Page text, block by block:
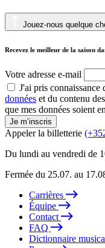
Jouez-nous quelque
Recevez le meilleur de la saison
Votre adresse e-mail
J'ai pris connaissance
données et du contenu des
que mes données soient
Je m’inscris
Appeler la billetterie
Du lundi au vendredi de
Fermée du 25.07. au
Carrières
Équipe
Contact
FAQ
Dictionnaire